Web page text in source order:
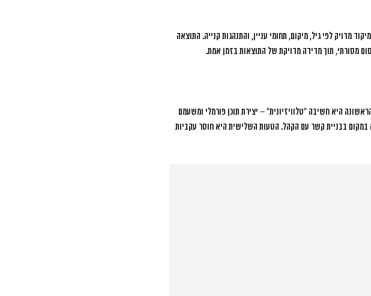
מדויק לפי גיל, מיקום, תחומי עניין, והתנהגות קנייה. התוצאה
מסורתי, תוך מדידה מדויקת של התוצאות בזמן אמת.
היא חשיבה “טלוויזיונית” – יצירת תוכן פורמלי ומשעמם
בבניית קשר עם הקהל. הטעות השלישית היא חוסר עקביות